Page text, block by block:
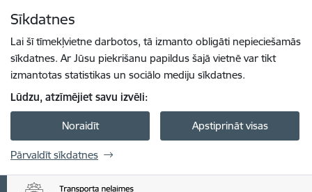
Sīkdatnes
Lai šī tīmekļvietne darbotos, tā izmanto obligāti nepieciešamās
sīkdatnes. Ar Jūsu piekrišanu papildus šajā vietnē var tikt
izmantotas statistikas un sociālo mediju sīkdatnes.
Lūdzu, atzīmējiet savu izvēli:
Noraidīt Apstiprināt visas
Pārvaldīt sīkdatnes